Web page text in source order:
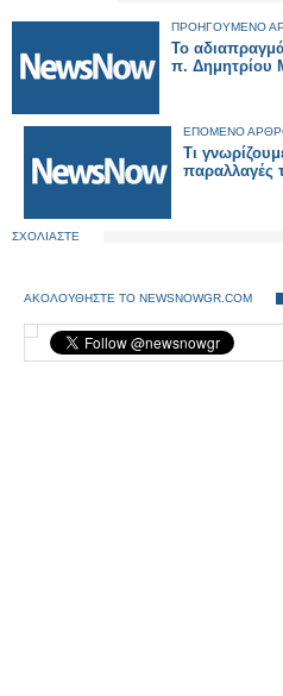
ΠΡΟΗΓΟΥΜΕΝΟ
Το
π. Δημητρίου
ΕΠΟΜΕΝΟ
Τι
παραλλαγές
ΣΧΟΛΙΑΣΤΕ
ΑΚΟΛΟΥΘΗΣΤΕ ΤΟ NEWSNOWGR.COM